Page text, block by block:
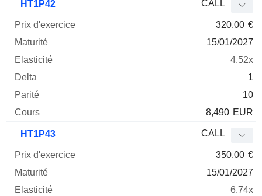
HT1P42 CALL
320,00 €
15/01/2027
4.52x
1
10
8,490 EUR
HT1P43 CALL
350,00 €
15/01/2027
6.74x